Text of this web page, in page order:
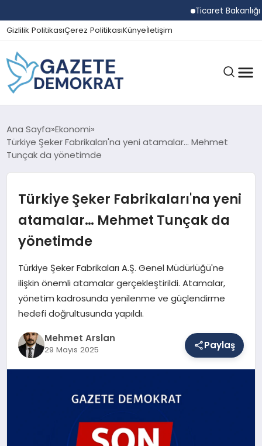
Ticaret Bakanlığı
Gizlilik PolitikasıÇerez PolitikasıKünyeİletişim
GÜNDEM
EKONOMI
SPOR
SAĞLIK
EĞITIM
Ana Sayfa Ekonomi
Türkiye Şeker Fabrikaları'na yeni atamalar… Mehmet
Tunçak da yönetimde
Türkiye Şeker Fabrikaları'na yeni
atamalar… Mehmet Tunçak da
yönetimde
Türkiye Şeker Fabrikaları A.Ş. Genel Müdürlüğü'ne
ilişkin önemli atamalar gerçekleştirildi. Atamalar,
yönetim kadrosunda yenilenme ve güçlendirme
hedefi doğrultusunda yapıldı.
Mehmet Arslan
29 Mayıs 2025 Paylaş